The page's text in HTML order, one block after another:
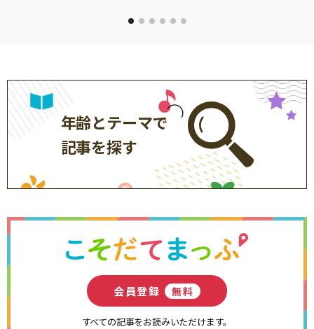
年齢とテーマで
記事を探す
会員登録 無料
すべての記事をお読みいただけます。